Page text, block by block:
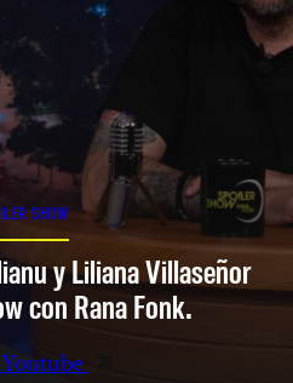
SHOW
y Liliana Villaseñor
con Rana Fonk.